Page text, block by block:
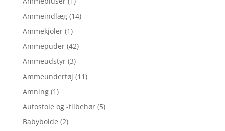
Ammeindlæg (14)
Ammekjoler (1)
Ammepuder (42)
Ammeudstyr (3)
Ammeundertøj (11)
Amning (1)
Autostole og -tilbehør (5)
Babybolde (2)